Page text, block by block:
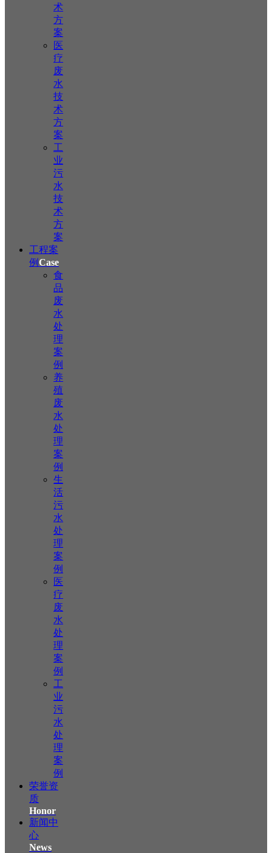
术
方
案
医
疗
废
水
技
术
方
案
工
业
污
水
技
术
方
案
工程案
例Case
食
品
废
水
处
理
案
例
养
殖
废
水
处
理
案
例
生
活
污
水
处
理
案
例
医
疗
废
水
处
理
案
例
工
业
污
水
处
理
案
例
荣誉资
质
Honor
新闻中
心
News